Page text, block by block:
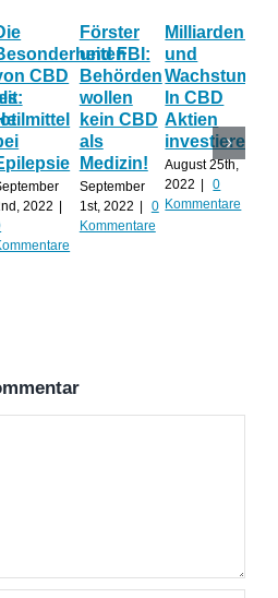
CBD
2022
Förster
und FBI:
Behörden
wollen
kein CBD
als
Medizin!
September
1st, 2022
0
Kommentare
und
Wachstum:
In CBD
Aktien
investieren?
August 25th,
2022
0
Kommentare